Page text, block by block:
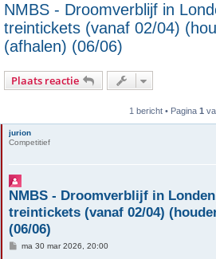
NMBS - Droomverblijf in
treintickets (vanaf 02/04)
(afhalen) (06/06)
Plaats reactie
1 bericht • Pagina 1
jurion
Competitief
NMBS - Droomverblijf in
treintickets (vanaf 02/04)
(06/06)
Bma 30 mar 2026, 20:00